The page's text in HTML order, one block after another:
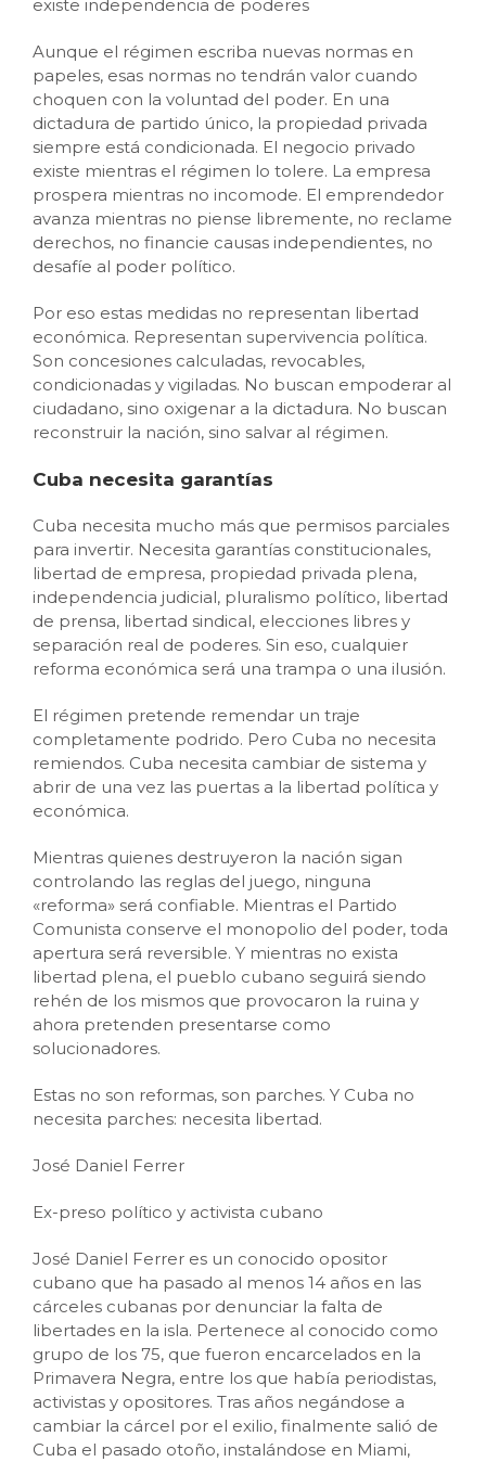
existe independencia de poderes
Aunque el régimen escriba nuevas normas en
papeles, esas normas no tendrán valor cuando
choquen con la voluntad del poder. En una
dictadura de partido único, la propiedad privada
siempre está condicionada. El negocio privado
existe mientras el régimen lo tolere. La empresa
prospera mientras no incomode. El emprendedor
avanza mientras no piense libremente, no reclame
derechos, no financie causas independientes, no
desafíe al poder político.
Por eso estas medidas no representan libertad
económica. Representan supervivencia política.
Son concesiones calculadas, revocables,
condicionadas y vigiladas. No buscan empoderar al
ciudadano, sino oxigenar a la dictadura. No buscan
reconstruir la nación, sino salvar al régimen.
Cuba necesita garantías
Cuba necesita mucho más que permisos parciales
para invertir. Necesita garantías constitucionales,
libertad de empresa, propiedad privada plena,
independencia judicial, pluralismo político, libertad
de prensa, libertad sindical, elecciones libres y
separación real de poderes. Sin eso, cualquier
reforma económica será una trampa o una ilusión.
El régimen pretende remendar un traje
completamente podrido. Pero Cuba no necesita
remiendos. Cuba necesita cambiar de sistema y
abrir de una vez las puertas a la libertad política y
económica.
Mientras quienes destruyeron la nación sigan
controlando las reglas del juego, ninguna
«reforma» será confiable. Mientras el Partido
Comunista conserve el monopolio del poder, toda
apertura será reversible. Y mientras no exista
libertad plena, el pueblo cubano seguirá siendo
rehén de los mismos que provocaron la ruina y
ahora pretenden presentarse como
solucionadores.
Estas no son reformas, son parches. Y Cuba no
necesita parches: necesita libertad.
José Daniel Ferrer
Ex-preso político y activista cubano
José Daniel Ferrer es un conocido opositor
cubano que ha pasado al menos 14 años en las
cárceles cubanas por denunciar la falta de
libertades en la isla. Pertenece al conocido como
grupo de los 75, que fueron encarcelados en la
Primavera Negra, entre los que había periodistas,
activistas y opositores. Tras años negándose a
cambiar la cárcel por el exilio, finalmente salió de
Cuba el pasado otoño, instalándose en Miami,